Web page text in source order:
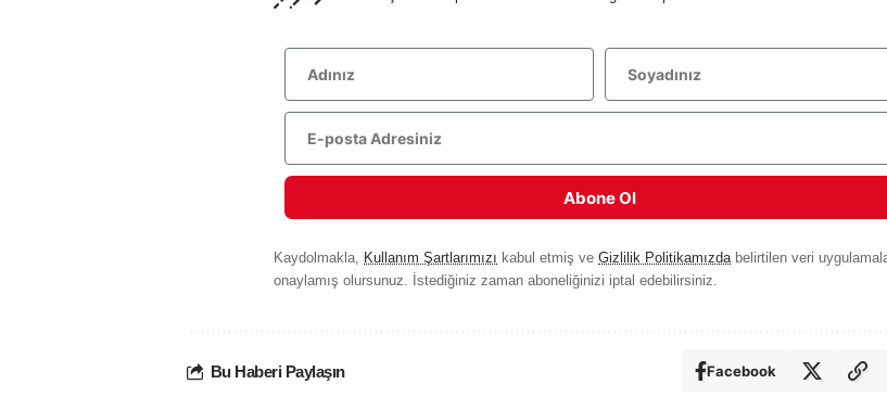
Abone Ol
Kaydolmakla, Kullanım Şartlarımızı kabul etmiş ve Gizlilik Politikamızdabelirtilen veri
onaylamış olursunuz. İstediğiniz zaman aboneliğinizi iptal edebilirsiniz.
Bu Haberi Paylaşın Facebook